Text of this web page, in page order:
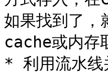
如果找到了，
cache或内存
* 利用流水线